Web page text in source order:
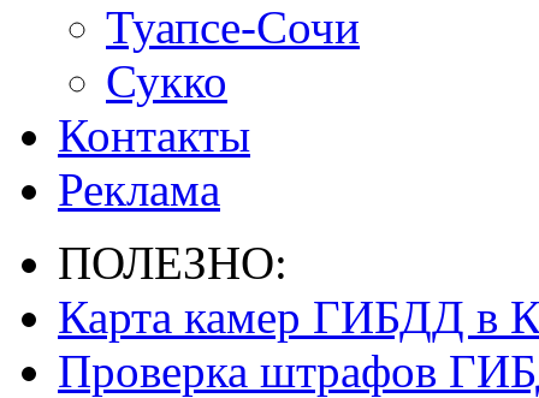
Туапсе-Сочи
Сукко
Контакты
Реклама
ПОЛЕЗНО:
Карта камер ГИБДД в
Проверка штрафов